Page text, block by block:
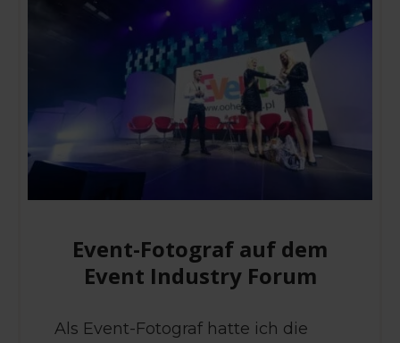
Event-Fotograf auf dem
Event Industry Forum
Als Event-Fotograf hatte ich die